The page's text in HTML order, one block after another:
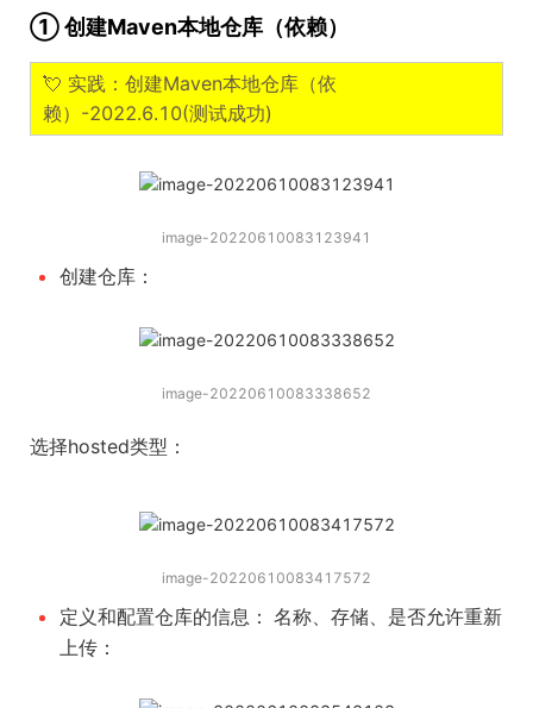
① 创建Maven本地仓库（依赖）
💘 实践：创建Maven本地仓库（依
赖）-2022.6.10(测试成功)
image-20220610083123941
创建仓库：
image-20220610083338652
选择hosted类型：
image-20220610083417572
定义和配置仓库的信息： 名称、存储、是否允许重新
上传：